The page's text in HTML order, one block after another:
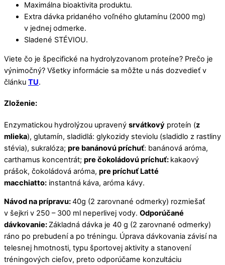
Maximálna bioaktivita produktu.
Extra dávka pridaného voľného glutamínu (2000 mg)
v jednej odmerke.
Sladené STÉVIOU.
Viete čo je špecifické na hydrolyzovanom proteíne? Prečo je
výnimočný? Všetky informácie sa môžte u nás dozvedieť v
článku TU.
Zloženie:
Enzymatickou hydrolýzou upravený srvátkový proteín (z
mlieka), glutamín, sladidlá: glykozidy steviolu (sladidlo z rastliny
stévia), sukralóza; pre banánovú príchuť: banánová aróma,
carthamus koncentrát; pre čokoládovú príchuť: kakaový
prášok, čokoládová aróma, pre príchuť Latté
macchiatto: instantná káva, aróma kávy.
Návod na prípravu:40g (2 zarovnané odmerky) rozmiešať
v šejkri v 250 – 300 ml neperlivej vody. Odporúčané
dávkovanie: Základná dávka je 40 g (2 zarovnané odmerky)
ráno po prebudení a po tréningu. Úprava dávkovania závisí na
telesnej hmotnosti, typu športovej aktivity a stanovení
tréningových cieľov, preto odporúčame konzultáciu